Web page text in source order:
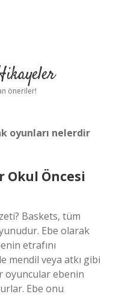
öneriler!
oyunları nelerdir
Okul Öncesi
Baskets, tüm
Ebe olarak
etrafını
mendil veya atkı gibi
oyuncular ebenin
Ebe onu